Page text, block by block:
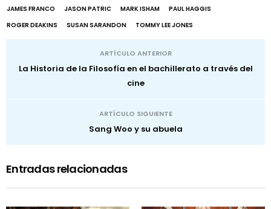
JAMES FRANCO
JASON PATRIC MARK ISHAM
PAUL HAGGIS
ROGER DEAKINS
SUSAN SARANDON TOMMY LEE JONES
ARTÍCULO ANTERIOR
La Historia de la Filosofía en el bachillerato a través del
cine
ARTÍCULO SIGUIENTE
Sang Woo y su abuela
Entradas relacionadas